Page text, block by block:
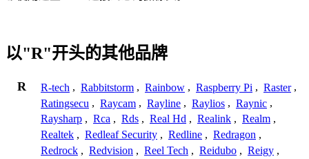
以"R"开头的其他品牌
R R-tech , Rabbitstorm , Rainbow , Raspberry Pi , Raster ,
Ratingsecu , Raycam , Rayline , Raylios , Raynic ,
Raysharp , Rca , Rds , Real Hd , Realink , Realm ,
Realtek , Redleaf Security , Redline , Redragon ,
Redrock , Redvision , Reel Tech , Reidubo , Reigy ,